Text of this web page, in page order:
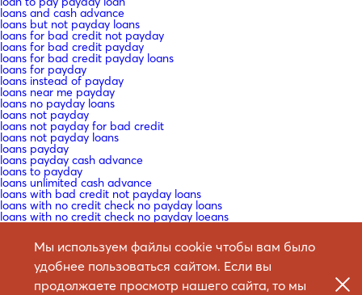
loans and cash advance
loans but not payday loans
loans for bad credit not payday
loans for bad credit payday
loans for bad credit payday loans
loans for payday
loans instead of payday
loans near me payday
loans no payday loans
loans not payday
loans not payday for bad credit
loans not payday loans
loans payday
loans payday cash advance
loans to payday
loans unlimited cash advance
loans with bad credit not payday loans
loans with no credit check no payday loans
loans with no credit check no payday loeans
looking for a cash advance
looking for a mail order bride
looking for marriage
looking for payday loans
low interest payday loans no credit check
Мы используем файлы cookie чтобы вам было
удобнее пользоваться сайтом. Если вы
продолжаете просмотр нашего сайта, то мы